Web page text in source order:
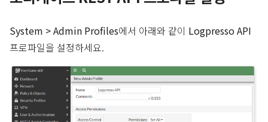
System > Admin Profiles에서 아래와 같이 Logpresso API
프로파일을 설정하세요.